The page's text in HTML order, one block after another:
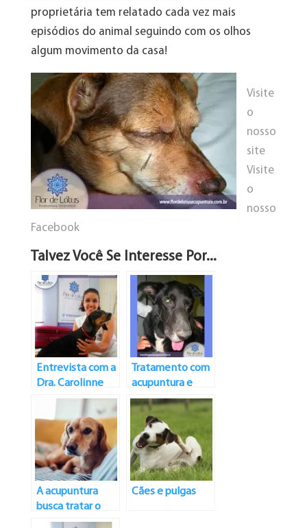
proprietária tem relatado cada vez mais
episódios do animal seguindo com os olhos
algum movimento da casa!
Visite
o
nosso
site
Visite
o
nosso
Facebook
Talvez Você Se Interesse Por...
Entrevista com a
Dra. Carolinne
Torres
Tratamento com
acupuntura e
alopatia de
paralisia facial
parcial por otite
média aguda em
cão
A acupuntura
busca tratar o
paciente como
Cães e pulgas